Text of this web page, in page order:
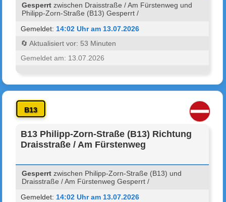
Gesperrt zwischen Draisstraße / Am Fürstenweg und
Philipp-Zorn-Straße (B13) Gesperrt /
Gemeldet: 14:02 Uhr am 13.07.2026
🔄 Aktualisiert vor: 53 Minuten
Gemeldet am: 13.07.2026
B13
B13 Philipp-Zorn-Straße (B13) Richtung
Draisstraße / Am Fürstenweg
Gesperrt zwischen Philipp-Zorn-Straße (B13) und
Draisstraße / Am Fürstenweg Gesperrt /
Gemeldet: 14:02 Uhr am 13.07.2026